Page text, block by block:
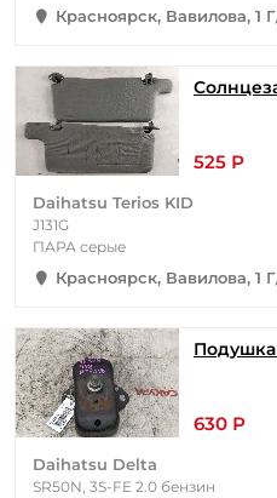
Красноярск, Вавилова, 1
525 Р
Daihatsu Terios KID
J131G
ПАРА серые
Красноярск, Вавилова, 1
Подушка
630 Р
Daihatsu Delta
SR50N, 3S-FE 2.0 бензин